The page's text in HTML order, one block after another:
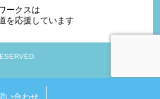
ークスは
を応援しています
い合わせ